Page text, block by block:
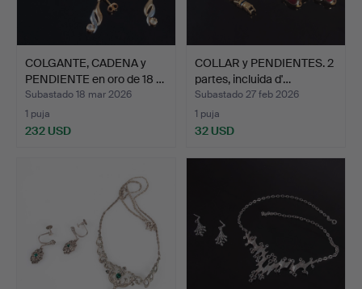
COLGANTE, CADENA y
PENDIENTE en oro de 18 …
Subastado 18 mar 2026
1 puja
232 USD
COLLAR y PENDIENTES. 2
partes, incluida d'…
Subastado 27 feb 2026
1 puja
32 USD